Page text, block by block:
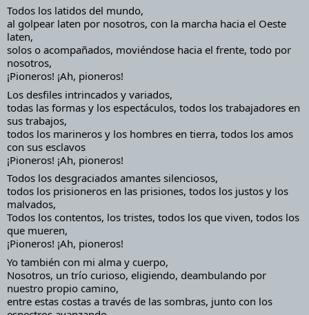
Todos los latidos del mundo,
al golpear laten por nosotros, con la marcha hacia el Oeste
laten,
solos o acompañados, moviéndose hacia el frente, todo por
nosotros,
¡Pioneros! ¡Ah, pioneros!
Los desfiles intrincados y variados,
todas las formas y los espectáculos, todos los trabajadores en
sus trabajos,
todos los marineros y los hombres en tierra, todos los amos
con sus esclavos
¡Pioneros! ¡Ah, pioneros!
Todos los desgraciados amantes silenciosos,
todos los prisioneros en las prisiones, todos los justos y los
malvados,
Todos los contentos, los tristes, todos los que viven, todos los
que mueren,
¡Pioneros! ¡Ah, pioneros!
Yo también con mi alma y cuerpo,
Nosotros, un trío curioso, eligiendo, deambulando por
nuestro propio camino,
entre estas costas a través de las sombras, junto con los